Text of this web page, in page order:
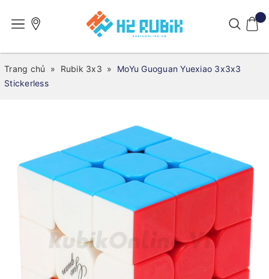
Trang chủ » Rubik 3x3 »
MoYu Guoguan Yuexiao 3x3x3
Stickerless